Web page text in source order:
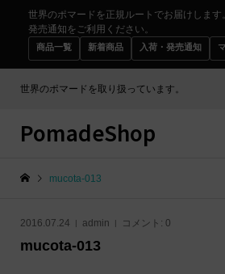
世界のポマードを正規ルートでお届けします
発売通知をご利用ください。
商品一覧 新着商品 入荷・発売通知
世界のポマードを取り扱っています。
PomadeShop
mucota-013
2016.07.24 admin コメント: 0
mucota-013